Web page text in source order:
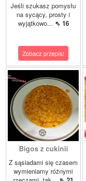
Jeśli szukasz pomysłu
na sycący, prosty i
wyjątkowo... ⇖ 16
Zobacz przepis!
Bigos z cukinii
Z sąsiadami się czasem
wymieniamy różnymi